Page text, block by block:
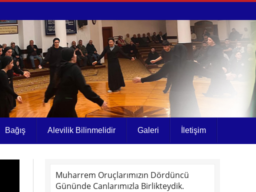
Bağış Alevilik Bilinmelidir Galeri İletişim
Muharrem Oruçlarımızın Dördüncü
Gününde Canlarımızla Birlikteydik.